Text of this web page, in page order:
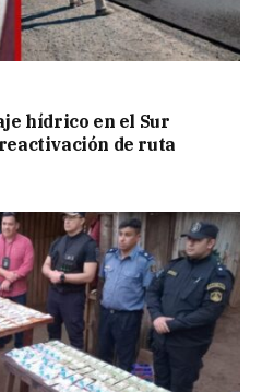
hídrico en el Sur
de ruta